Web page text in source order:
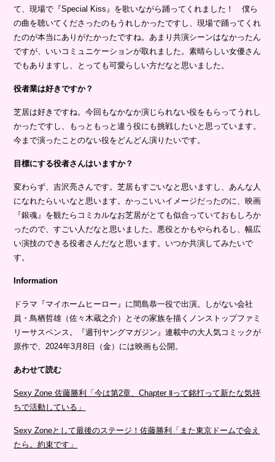
て、現場で『Special Kiss』を歌いながら踊ってくれました！ 僕ら
の曲を聴いてくださったのもうれしかったですし、現場で踊ってくれ
たのが本当にありがたかったですね。あまり共演シーンはなかったん
ですが、いいコミュニケーションが取れました。素晴らしい女優さん
でもありますし、とっても可愛らしい方だなと思いました。
役者業は好きですか？
芝居は好きですね。今回もなかなか演じられない役をもらってうれし
かったですし、もっともっと違う役にも挑戦したいと思っています。
今まで演ったことのない役をどんどん演りたいです。
目標にする役者さんはいますか？
変わらず、吉沢亮さんです。芝居もすごいなと思いますし、あんな人
になれたらいいなと思います。かっこいいイメージだったのに、映画
『銀魂』を観たらコミカルなお芝居がとても似合っていておもしろか
ったので、すごい人だなと思いました。悪役とかもやられるし、幅広
い演技のできる役者さんだなと思います。いつか共演してみたいで
す。
Information
ドラマ『マイホームヒーロー』に間島恭一役で出演。しがない会社
員・鳥栖哲雄（佐々木蔵之介）とその家族を描くノンストップファミ
リーサスペンス。『週刊ヤングマガジン』連載中の大人気コミックが
原作で、2024年3月8日（金）には映画も公開。
あわせて読む
Sexy Zone 佐藤勝利「今は第2章、Chapter Ⅱって銘打って新たな気持
ちで活動している」
Sexy Zoneとして最後のステージ！佐藤勝利「また東京ドームで会え
たら。約束です」